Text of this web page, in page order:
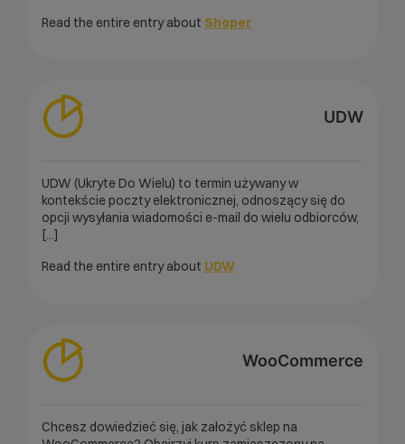
Read the entire entry about Shoper
UDW
UDW (Ukryte Do Wielu) to termin używany w
kontekście poczty elektronicznej, odnoszący się do
opcji wysyłania wiadomości e-mail do wielu odbiorców,
[...]
Read the entire entry about UDW
WooCommerce
Chcesz dowiedzieć się, jak założyć sklep na